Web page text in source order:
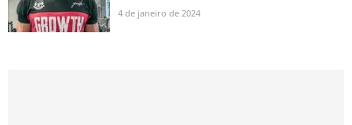
4 de janeiro de 2024